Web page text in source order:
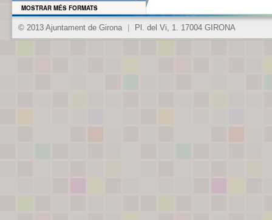
MOSTRAR MÉS FORMATS
© 2013 Ajuntament de Girona Pl. del Vi, 1. 17004 GIRONA